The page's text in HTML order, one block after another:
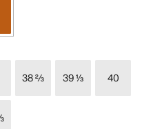
38 ⅔ 39 ⅓ 40